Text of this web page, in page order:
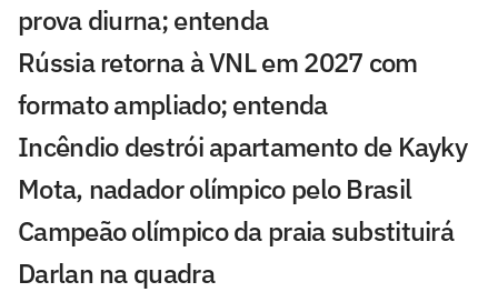
prova diurna; entenda
Rússia retorna à VNL em 2027 com
formato ampliado; entenda
Incêndio destrói apartamento de Kayky
Mota, nadador olímpico pelo Brasil
Campeão olímpico da praia substituirá
Darlan na quadra